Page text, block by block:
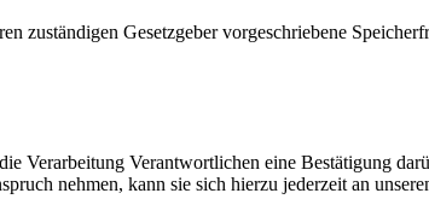
zuständigen Gesetzgeber vorgeschriebene
Verarbeitung Verantwortlichen eine Bestätigung
nehmen, kann sie sich hierzu jederzeit an